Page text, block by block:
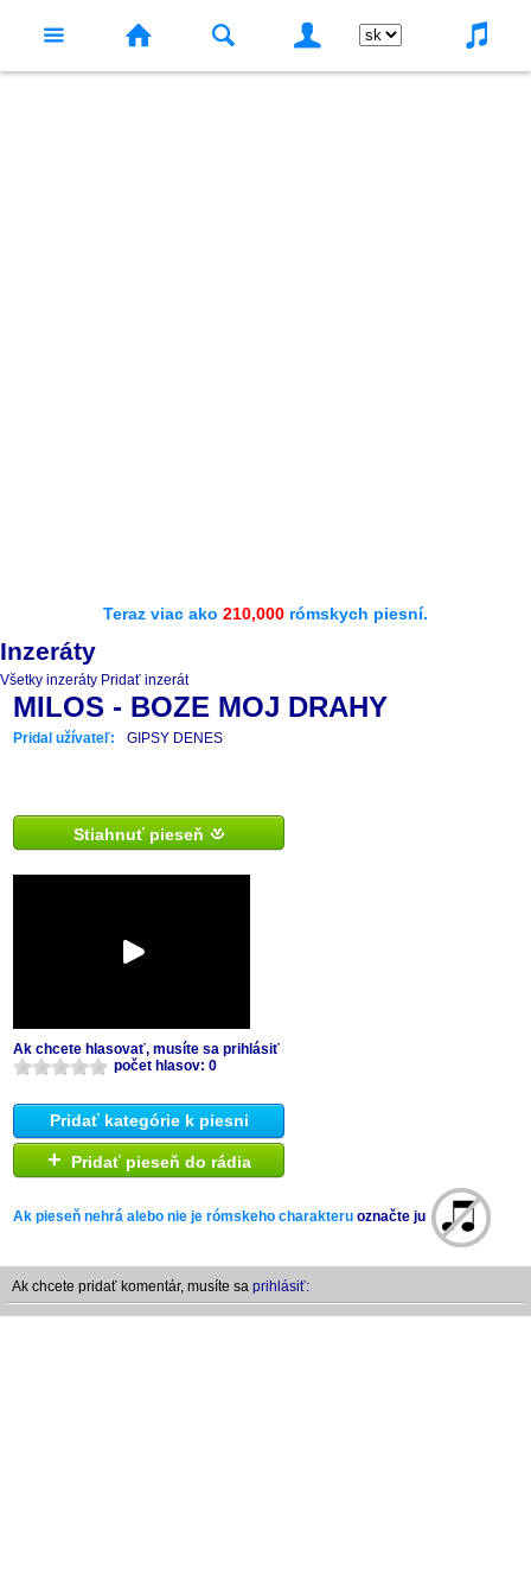
Teraz viac ako 210,000 rómskych piesní.
Inzeráty
Všetky inzeráty Pridať inzerát
MILOS - BOZE MOJ DRAHY
Pridal užívateľ: GIPSY DENES
Stiahnuť pieseň
Ak chcete hlasovať, musíte sa prihlásiť
počet hlasov: 0
Pridať kategórie k piesni
+ Pridať pieseň do rádia
Ak pieseň nehrá alebo nie je rómskeho charakteru označte ju
Ak chcete pridať komentár, musíte sa prihlásiť: